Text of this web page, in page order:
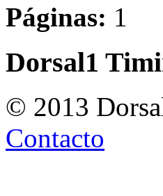
Páginas: 1
Dorsal1
© 2013
Contacto